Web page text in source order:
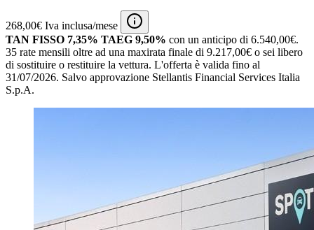
268,00€ Iva inclusa/mese
TAN FISSO 7,35% TAEG 9,50% con un anticipo di 6.540,00€.
35 rate mensili oltre ad una maxirata finale di 9.217,00€ o sei libero
di sostituire o restituire la vettura. L'offerta è valida fino al
31/07/2026. Salvo approvazione Stellantis Financial Services Italia
S.p.A.